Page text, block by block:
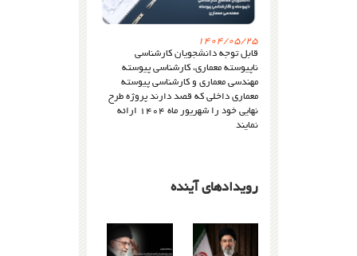
1404/05/25
قابل توجه دانشجویان کارشناسی
ناپیوسته معماری، کارشناسی پیوسته
مهندسی معماری و کارشناسی پیوسته
معماری داخلی که قصد دارند پروژه طرح
نهایی خود را شهریور ماه ۱۴۰۴ ارائه
نمایند
رویدادهای آینده